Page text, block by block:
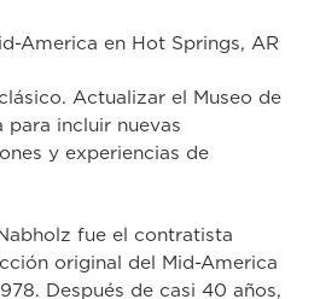
America en Hot Springs, AR
Actualizar el Museo de
para incluir nuevas
y experiencias de
fue el contratista
original del Mid-America
Después de casi 40 años,